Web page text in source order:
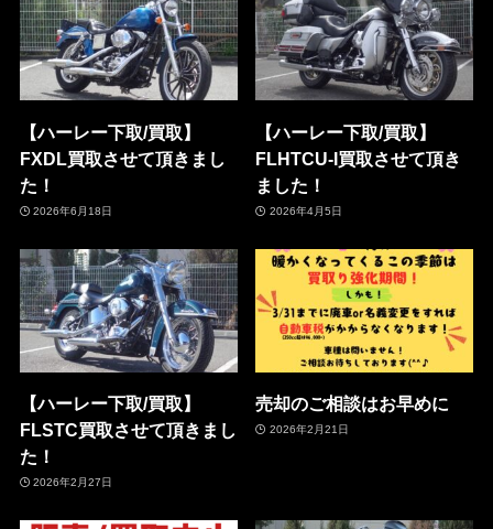
【ハーレー下取/買取】
FXDL買取させて頂きまし
た！
2026年6月18日
【ハーレー下取/買取】
FLHTCU-I買取させて頂き
ました！
2026年4月5日
【ハーレー下取/買取】
FLSTC買取させて頂きまし
た！
2026年2月27日
売却のご相談はお早めに
2026年2月21日